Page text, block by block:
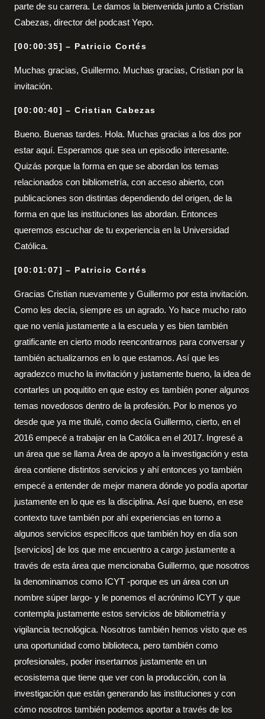
parte de su carrera. Le damos la bienvenida junto a Cristian
Cabezas, director del podcast Yepo.
[00:00:35] – Patricio Cortés
Muchas gracias, Guillermo. Muchas gracias, Cristian por la
invitación.
[00:00:40] – Cristian Cabezas
Bueno. Buenas tardes. Hola. Muchas gracias a los dos por
estar aquí. Esperamos que sea un episodio interesante.
Quizás porque la forma en que se abordan los temas
relacionados con bibliometría, con acceso abierto, con
publicaciones son distintas dependiendo del origen, de la
forma en que las instituciones las abordan. Entonces
queremos escuchar de tu experiencia en la Universidad
Católica.
[00:01:07] – Patricio Cortés
Gracias Cristian nuevamente y Guillermo por esta invitación.
Como les decía, siempre es un agrado. Yo hace mucho rato
que no venía justamente a la escuela y es bien también
gratificante en cierto modo reencontrarnos para conversar y
también actualizarnos en lo que estamos. Así que les
agradezco mucho la invitación y justamente bueno, la idea de
contarles un poquitito en que estoy es también poner algunos
temas novedosos dentro de la profesión. Por lo menos yo
desde que ya me titulé, como decía Guillermo, cierto, en el
2016 empecé a trabajar en la Católica en el 2017. Ingresé a
un área que se llama Área de apoyo a la investigación y esta
área contiene distintos servicios y ahí entonces yo también
empecé a entender de mejor manera dónde yo podía aportar
justamente en lo que es la disciplina. Así que bueno, en ese
contexto tuve también por ahí experiencias en torno a
algunos servicios específicos que también hoy en día son
[servicios] de los que me encuentro a cargo justamente a
través de esta área que mencionaba Guillermo, que nosotros
la denominamos como ICYT -porque es un área con un
nombre súper largo- y le ponemos el acrónimo ICYT y que
contempla justamente estos servicios de bibliometría y
vigilancia tecnológica. Nosotros también hemos visto que es
una oportunidad como biblioteca, pero también como
profesionales, poder insertarnos justamente en un
ecosistema que tiene que ver con la producción, con la
investigación que están generando las instituciones y con
cómo nosotros también podemos aportar a través de los